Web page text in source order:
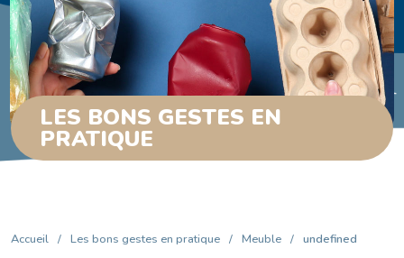
LES BONS GESTES EN
PRATIQUE
Accueil / Les bons gestes en pratique / Meuble / undefined